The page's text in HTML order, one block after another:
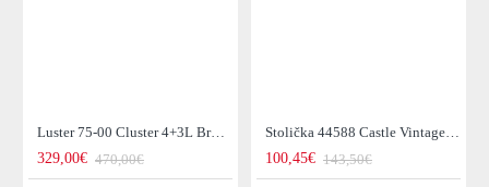
Luster 75-00 Cluster 4+3L Brown + Jantar Glass
329,00€ 470,00€
Stolička 44588 Castle Vintage Black
100,45€ 143,50€